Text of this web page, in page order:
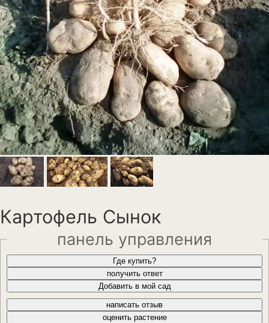
Анемона
Астильба
Астра
Бархатцы
Гейхера
Георгины
Герань
Гладиолус
Годеция
Дельфиниум
Картофель Сынок
панель управления
Где купить?
получить ответ
Добавить в мой сад
написать отзыв
оценить растение